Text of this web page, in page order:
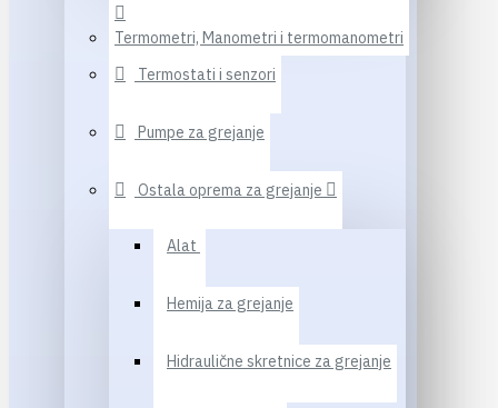
Termometri, Manometri i termomanometri
Termostati i senzori
Pumpe za grejanje
Ostala oprema za grejanje
Alat
Hemija za grejanje
Hidraulične skretnice za grejanje